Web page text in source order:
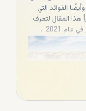
الفوائد التي
هذا المقال لتعرف
2021 ...